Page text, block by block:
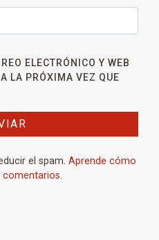
ELECTRÓNICO Y WEB
LA PRÓXIMA VEZ QUE
el spam. Aprende cómo